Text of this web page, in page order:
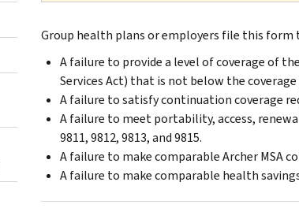
Group health plans or employers file this
A failure to provide a level of coverage of
Services Act) that is not below the coverage
A failure to satisfy continuation coverage
A failure to meet portability, access,
9811, 9812, 9813, and 9815.
A failure to make comparable Archer MSA
A failure to make comparable health